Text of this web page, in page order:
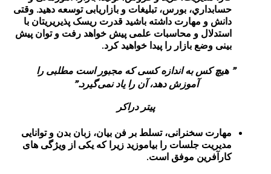
بورس، تبلیغات و بازاریابی توسعه دهید. وقتی
داشته باشید قدرت ریسک پذیریریتان با
و محاسبات علمی پیش خواهد رفت و توان پیش
بازار را پیدا خواهید کرد.
به اندازه کسی که مجبور است مطلبی را
آموزش دهد، آن را یاد نمی‌گیرد.”
تسلط بر فن بیان، زبان بدن و توانایی
را بیاموزید زیرا که یکی از ویژگی های
موفق است.